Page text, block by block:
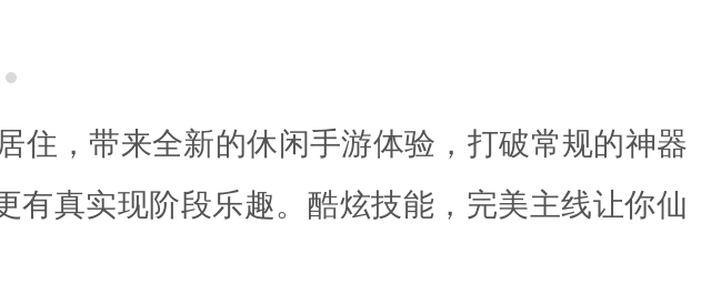
住，带来全新的休闲手游体验，打破常规的神器
真实现阶段乐趣。酷炫技能，完美主线让你仙